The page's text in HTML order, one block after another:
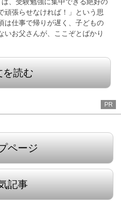
頑張らせなければ！」という思
は仕事で帰りが遅く、子どもの
いお父さんが、ここぞとばかり
を読む
PR
ページ
記事